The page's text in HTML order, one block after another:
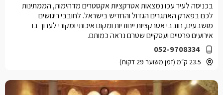
052-9708334
23.5 ק״מ (זמן משוער 29 דקות)
בכניסה לעיר עכו נמצאות אטרקציות אקסטרים מדהימות, הממתינות
לכם בפארק האתגרים הגדול והחדיש בישראל. לחובבי ריגושים
מושבעים, חובבי אטרקציות ייחודיות ומקום איכותי ומקורי לערוך בו
אירועים פרטיים ועסקיים שטרם נראה כמותם.